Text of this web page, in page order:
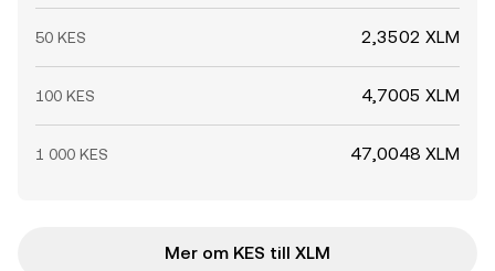
50 KES 2,3502 XLM
100 KES 4,7005 XLM
1 000 KES 47,0048 XLM
Mer om KES till XLM